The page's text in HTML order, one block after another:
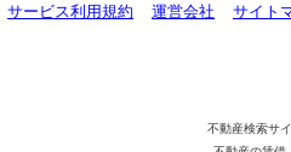
サービス利用規約 運営会社 サイト
不動産検索サ